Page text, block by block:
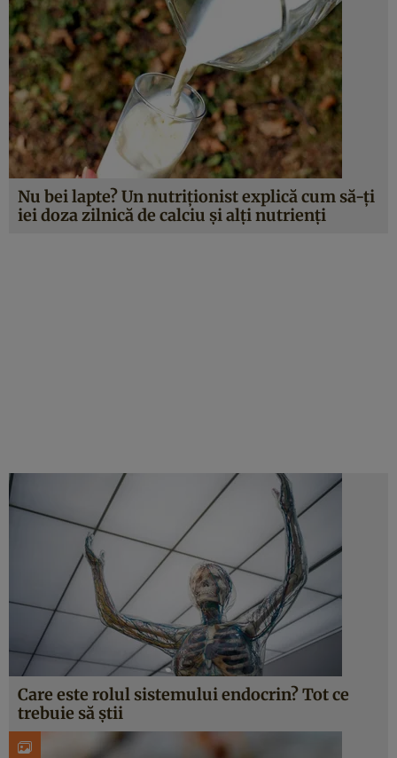
Nu bei lapte? Un nutriționist explică cum să-ți
iei doza zilnică de calciu și alți nutrienți
Care este rolul sistemului endocrin? Tot ce
trebuie să știi